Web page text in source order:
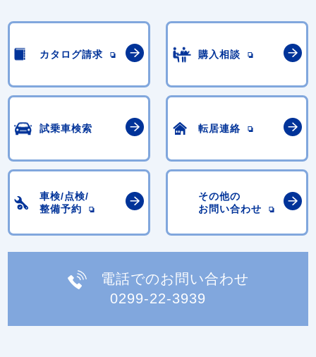
カタログ請求 購入相談
試乗車検索 転居連絡
車検/点検/
整備予約
その他の
お問い合わせ
電話でのお問い合わせ
0299-22-3939